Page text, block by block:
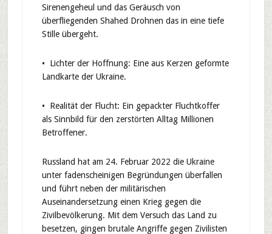
Sirenengeheul und das Geräusch von
überfliegenden Shahed Drohnen das in eine tiefe
Stille übergeht.
• Lichter der Hoffnung: Eine aus Kerzen geformte
Landkarte der Ukraine.
• Realität der Flucht: Ein gepackter Fluchtkoffer
als Sinnbild für den zerstörten Alltag Millionen
Betroffener.
Russland hat am 24. Februar 2022 die Ukraine
unter fadenscheinigen Begründungen überfallen
und führt neben der militärischen
Auseinandersetzung einen Krieg gegen die
Zivilbevölkerung. Mit dem Versuch das Land zu
besetzen, gingen brutale Angriffe gegen Zivilisten